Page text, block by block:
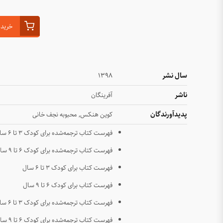
سال نشر
۱۳۹۸
ناشر
آفرینگان
پدیدآورندگان کوین هنکس,محبوبه نجف خانی
فهرست کتاب ترجمه‌شده برای کودک ۳ تا ۶ سال
فهرست کتاب ترجمه‌شده برای کودک ۶ تا ۹ سال
فهرست کتاب برای کودک ۳ تا ۶ سال
فهرست کتاب برای کودک ۶ تا ۹ سال
فهرست کتاب ترجمه‌شده برای کودک ۳ تا ۶ سال
فهرست کتاب ترجمه‌شده برای کودک ۶ تا ۹ سال